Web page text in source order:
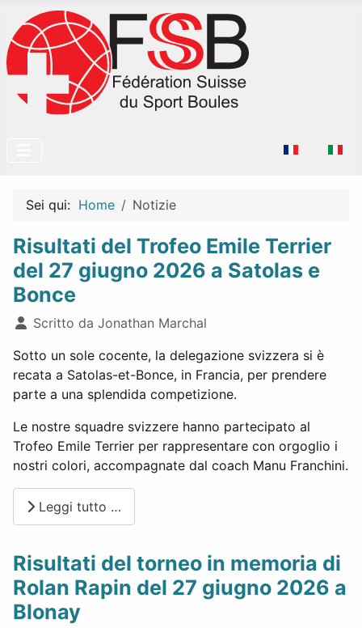
Seleziona la
Sei qui: Home Notizie
Risultati del Trofeo Emile Terrier
del 27 giugno 2026 a Satolas e
Bonce
Dettagli
Scritto da Jonathan Marchal
Sotto un sole cocente, la delegazione svizzera si è
recata a Satolas-et-Bonce, in Francia, per prendere
parte a una splendida competizione.
Le nostre squadre svizzere hanno partecipato al
Trofeo Emile Terrier per rappresentare con orgoglio i
nostri colori, accompagnate dal coach Manu Franchini.
Leggi tutto …
Risultati del torneo in memoria di
Rolan Rapin del 27 giugno 2026 a
Blonay